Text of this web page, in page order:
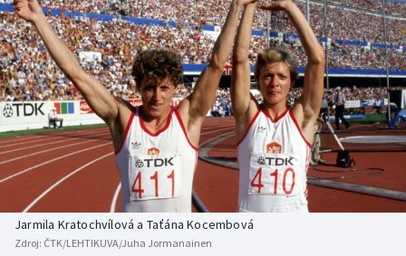
DALŠÍ SPORTY
Americký fotbal
Baseball a softbal
Basketbal
Biatlon
Boby a skeleton
NEPŘEHLÉDNĚTE
Soutěže
Historické návraty
Aplikace ČT sport
AZ kvíz
Jarmila Kratochvílová a Taťána Kocembová
Zdroj: ČTK/LEHTIKUVA/Juha Jormanainen